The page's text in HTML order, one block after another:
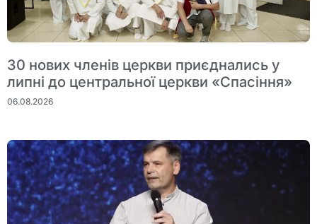
30 нових членів церкви приєднались у
липні до центральної церкви «Спасіння»
06.08.2026